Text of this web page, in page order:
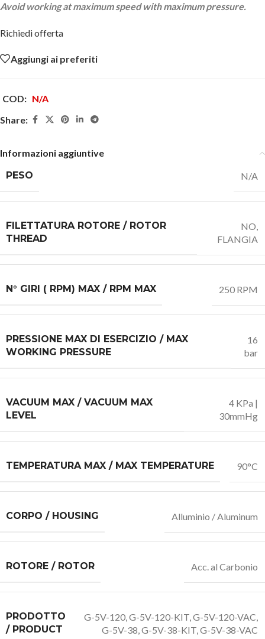
Avoid working at maximum speed with maximum pressure.
Richiedi offerta
Aggiungi ai preferiti
COD: N/A
Share:
Informazioni aggiuntive
PESO
N/A
FILETTATURA ROTORE / ROTOR
THREAD
NO,
FLANGIA
N° GIRI ( RPM) MAX / RPM MAX 250 RPM
PRESSIONE MAX DI ESERCIZIO / MAX
WORKING PRESSURE
16
bar
VACUUM MAX / VACUUM MAX
LEVEL
4 KPa |
30mmHg
TEMPERATURA MAX / MAX TEMPERATURE 90°C
CORPO / HOUSING Alluminio / Aluminum
ROTORE / ROTOR Acc. al Carbonio
PRODOTTO
/ PRODUCT
G-5V-120 G-5V-120-KIT G-5V-120-VAC
G-5V-38 G-5V-38-KIT G-5V-38-VAC